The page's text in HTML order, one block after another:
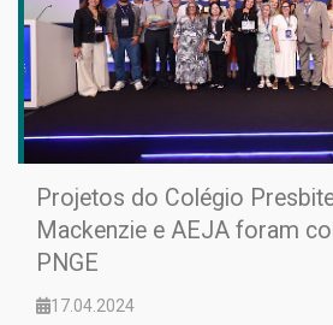
Projetos do Colégio
Mackenzie e AEJA foram
PNGE
17.04.2024